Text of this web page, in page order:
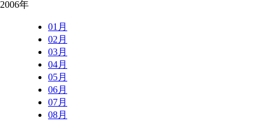
2006年
01月
02月
03月
04月
05月
06月
07月
08月